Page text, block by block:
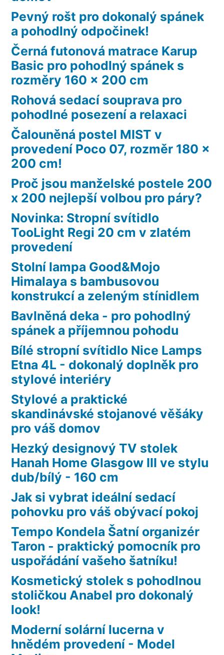
Pevný rošt pro dokonalý spánek
a pohodlný odpočinek!
Černá futonová matrace Karup
Basic pro pohodlný spánek s
rozměry 160 x 200 cm
Rohová sedací souprava pro
pohodlné posezení a relaxaci
Čalouněná postel MIST v
provedení Poco 07, rozměr 180 x
200 cm!
Proč jsou manželské postele 200
x 200 nejlepší volbou pro páry?
Novinka: Stropní svítidlo
TooLight Regi 20 cm v zlatém
provedení
Stolní lampa Good&Mojo
Himalaya s bambusovou
konstrukcí a zeleným stínidlem
Bavlněná deka - pro pohodlný
spánek a příjemnou pohodu
Bílé stropní svítidlo Nice Lamps
Etna 4L - dokonalý doplněk pro
stylové interiéry
Stylové a praktické
skandinávské stojanové věšáky
pro váš domov
Hezký designový TV stolek
Hanah Home Glasgow III ve stylu
dub/bílý - 160 cm
Jak si vybrat ideální sedací
pohovku pro váš obývací pokoj
Tempo Kondela Šatní organizér
Taron - praktický pomocník pro
uspořádání vašeho šatníku!
Kosmetický stolek s pohodlnou
stoličkou Anabel pro dokonalý
look!
Moderní solární lucerna v
hnědém provedení - Model